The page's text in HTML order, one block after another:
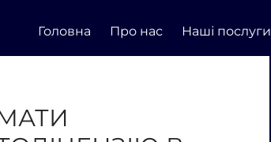
Головна Про нас Наші послуги